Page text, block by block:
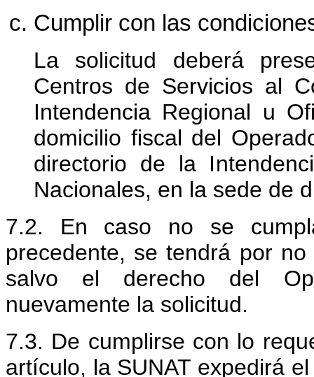
Cumplir con las
La solicitud deberá
Centros de Servicios al
Intendencia Regional u
domicilio fiscal del
directorio de la
Nacionales, en la sede de
7.2. En caso no se
precedente, se tendrá por
salvo el derecho del
nuevamente la solicitud.
7.3. De cumplirse con lo
artículo, la SUNAT expedirá